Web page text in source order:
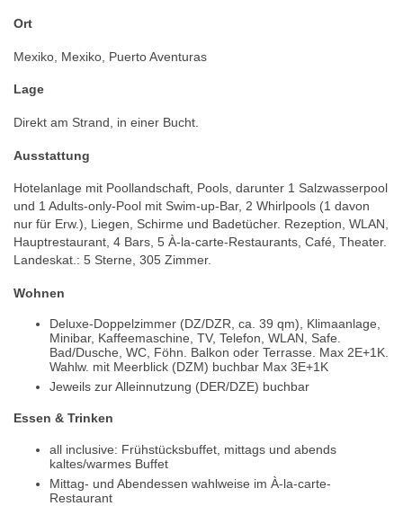
Ort
Mexiko, Mexiko, Puerto Aventuras
Lage
Direkt am Strand, in einer Bucht.
Ausstattung
Hotelanlage mit Poollandschaft, Pools, darunter 1 Salzwasserpool
und 1 Adults-only-Pool mit Swim-up-Bar, 2 Whirlpools (1 davon
nur für Erw.), Liegen, Schirme und Badetücher. Rezeption, WLAN,
Hauptrestaurant, 4 Bars, 5 À-la-carte-Restaurants, Café, Theater.
Landeskat.: 5 Sterne, 305 Zimmer.
Wohnen
Deluxe-Doppelzimmer (DZ/DZR, ca. 39 qm), Klimaanlage,
Minibar, Kaffeemaschine, TV, Telefon, WLAN, Safe.
Bad/Dusche, WC, Föhn. Balkon oder Terrasse. Max 2E+1K.
Wahlw. mit Meerblick (DZM) buchbar Max 3E+1K
Jeweils zur Alleinnutzung (DER/DZE) buchbar
Essen & Trinken
all inclusive: Frühstücksbuffet, mittags und abends
kaltes/warmes Buffet
Mittag- und Abendessen wahlweise im À-la-carte-
Restaurant